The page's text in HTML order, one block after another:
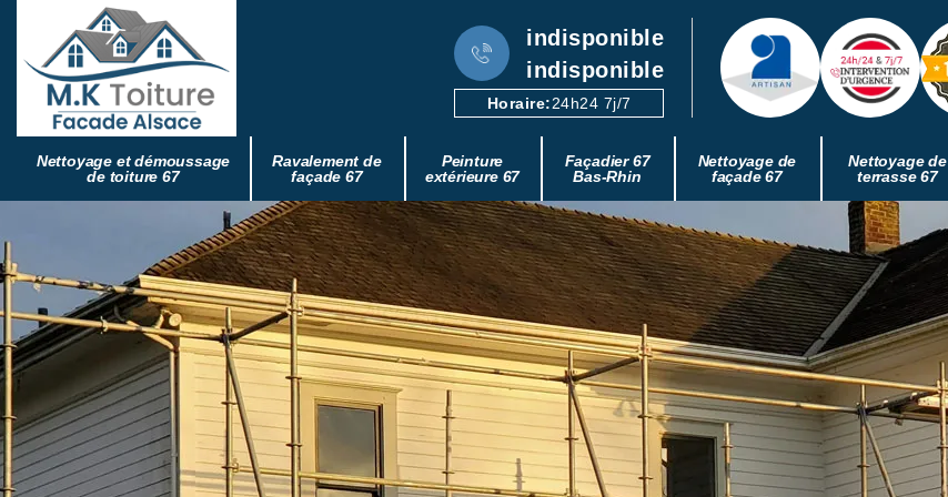
indisponible
indisponible
Horaire:24h24 7j/7
Nettoyage et démoussage
de toiture 67
Ravalement de
façade 67
Peinture
extérieure 67
Façadier 67
Bas-Rhin
Nettoyage de
façade 67
Nettoyage de
terrasse 67